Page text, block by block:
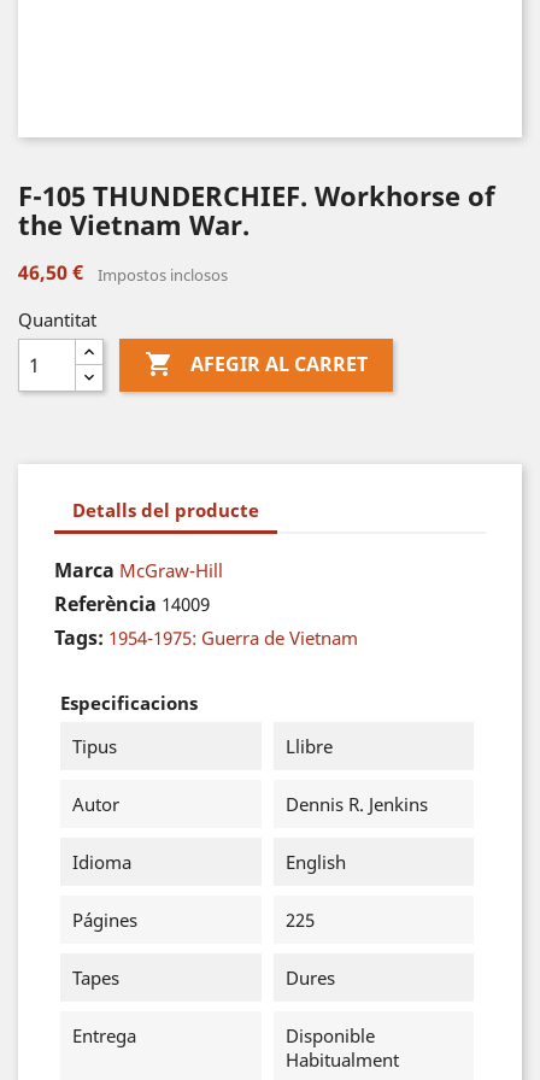
F-105 THUNDERCHIEF. Workhorse of
the Vietnam War.
46,50 € Impostos inclosos
Quantitat
 AFEGIR AL CARRET
Detalls del producte
Marca McGraw-Hill
Referència 14009
Tags: 1954-1975: Guerra de Vietnam
Especificacions
Tipus
Llibre
Autor Dennis R. Jenkins
Idioma English
Págines 225
Tapes Dures
Entrega
Disponible
Habitualment